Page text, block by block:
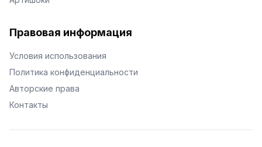
Правовая информация
Условия использования
Политика конфиденциальности
Авторские права
Контакты